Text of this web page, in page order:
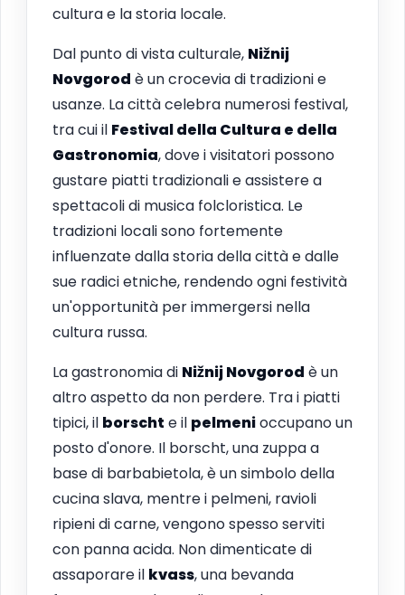
cultura e la storia locale.
Dal punto di vista culturale, Nižnij
Novgorod è un crocevia di tradizioni e
usanze. La città celebra numerosi festival,
tra cui il Festival della Cultura e della
Gastronomia, dove i visitatori possono
gustare piatti tradizionali e assistere a
spettacoli di musica folcloristica. Le
tradizioni locali sono fortemente
influenzate dalla storia della città e dalle
sue radici etniche, rendendo ogni festività
un'opportunità per immergersi nella
cultura russa.
La gastronomia di Nižnij Novgorod è un
altro aspetto da non perdere. Tra i piatti
tipici, il borscht e il pelmenioccupano un
posto d'onore. Il borscht, una zuppa a
base di barbabietola, è un simbolo della
cucina slava, mentre i pelmeni, ravioli
ripieni di carne, vengono spesso serviti
con panna acida. Non dimenticate di
assaporare il kvass, una bevanda